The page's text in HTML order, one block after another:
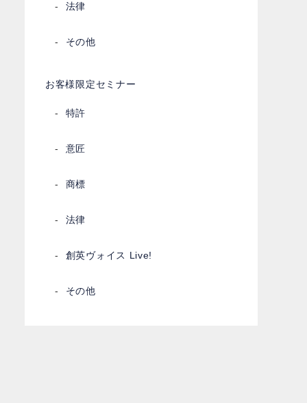
法律
その他
お客様限定セミナー
特許
意匠
商標
法律
創英ヴォイス Live!
その他